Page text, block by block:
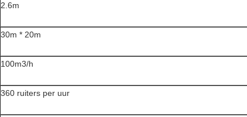
2.6m
30m * 20m
100m3/h
360 ruiters per uur